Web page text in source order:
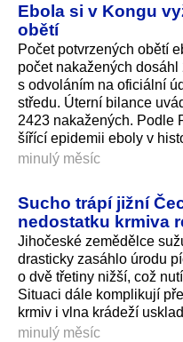
Ebola si v Kongu
obětí
Počet potvrzených obětí
počet nakažených
s odvoláním na oficiální
středu. Úterní bilance
2423 nakažených. Podle
šířící epidemii eboly v
minulý měsíc
Sucho trápí jižní
nedostatku krmiva
Jihočeské zemědělce
drasticky zasáhlo úrodu
o dvě třetiny nižší, což
Situaci dále komplikují
krmiv i vlna krádeží
minulý měsíc